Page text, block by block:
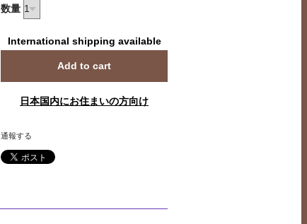
数量
International shipping available
Add to cart
日本国内にお住まいの方向け
通報する